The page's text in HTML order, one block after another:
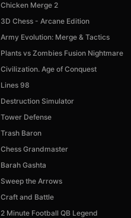
Chicken Merge 2
3D Chess - Arcane Edition
Army Evolution: Merge & Tactics
Plants vs Zombies Fusion Nightmare
Civilization. Age of Conquest
Lines 98
Destruction Simulator
Tower Defense
Trash Baron
Chess Grandmaster
Barah Gashta
Sweep the Arrows
Craft and Battle
2 Minute Football QB Legend